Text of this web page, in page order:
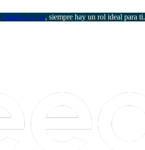
Colaboradores, siempre hay un rol ideal para ti.